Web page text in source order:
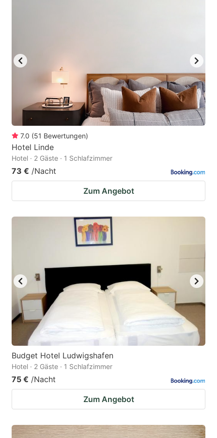
7.0 (51 Bewertungen)
Hotel Linde
Hotel · 2 Gäste · 1 Schlafzimmer
73 € /Nacht
Zum Angebot
Budget Hotel Ludwigshafen
Hotel · 2 Gäste · 1 Schlafzimmer
75 € /Nacht
Zum Angebot